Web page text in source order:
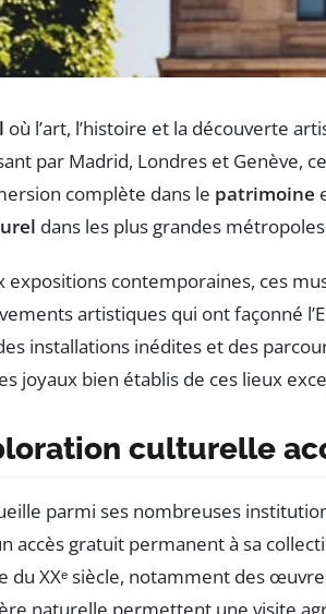
où l’art, l’histoire et la découverte
par Madrid, Londres et Genève,
complète dans le patrimoine
dans les plus grandes
contemporaines, ces
artistiques qui ont façonné
installations inédites et des
joyaux bien établis de ces lieux
culturelle
parmi ses nombreuses
accès gratuit permanent à sa
XXᵉ siècle, notamment des
naturelle permettent une visite